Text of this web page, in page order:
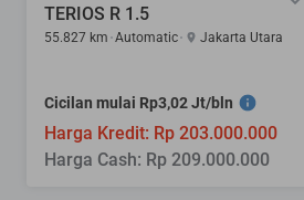
TERIOS R 1.5
55.827 km Automatic Jakarta Utara
Cicilan mulai Rp3,02 Jt/bln
Harga Kredit: Rp 203.000.000
Harga Cash: Rp 209.000.000